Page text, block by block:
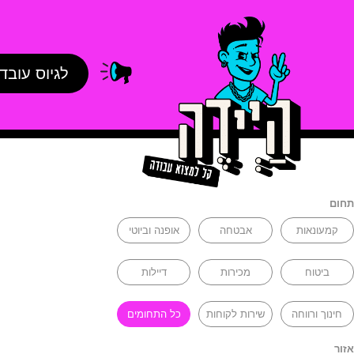
לגיוס
תחום
קמעונאות אבטחה אופנה וביוטי
ביטוח מכירות דיילות
חינוך ורווחה שירות לקוחות כל התחומים
אזור